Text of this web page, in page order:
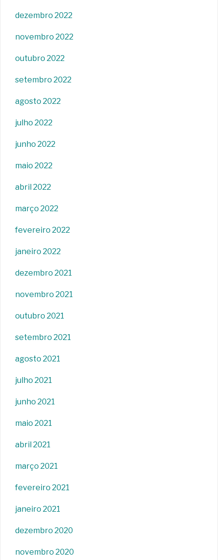
dezembro 2022
novembro 2022
outubro 2022
setembro 2022
agosto 2022
julho 2022
junho 2022
maio 2022
abril 2022
março 2022
fevereiro 2022
janeiro 2022
dezembro 2021
novembro 2021
outubro 2021
setembro 2021
agosto 2021
julho 2021
junho 2021
maio 2021
abril 2021
março 2021
fevereiro 2021
janeiro 2021
dezembro 2020
novembro 2020